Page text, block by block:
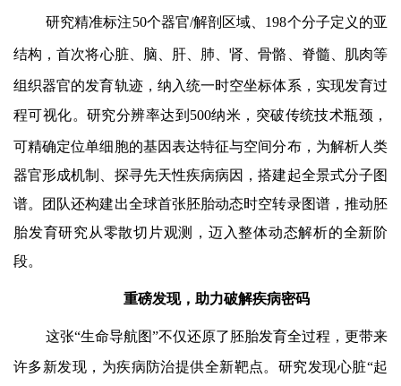
研究精准标注50个器官/解剖区域、 198个分子定义的亚
结构 ，首次将心脏、脑、肝、肺、肾、骨骼、脊髓、肌肉等
组织器官的发育轨迹，纳入统一时空坐标体系，实现发育过
程可视化。研究分辨率达到 500纳米， 突破传统技术瓶颈，
可精确定位单细胞的基因表达特征与空间分布，为解析人类
器官形成机制、探寻先天性疾病病因，搭建起全景式分子图
谱。团队还构建出全球首张胚胎动态时空转录图谱，推动胚
胎发育研究从零散切片观测，迈入整体动态解析的全新阶
段。
重磅发现，助力破解疾病密码
这张“生命导航图”不仅还原了胚胎发育全过程，更带来
许多新发现，为疾病防治提供全新靶点。研究发现心脏“起